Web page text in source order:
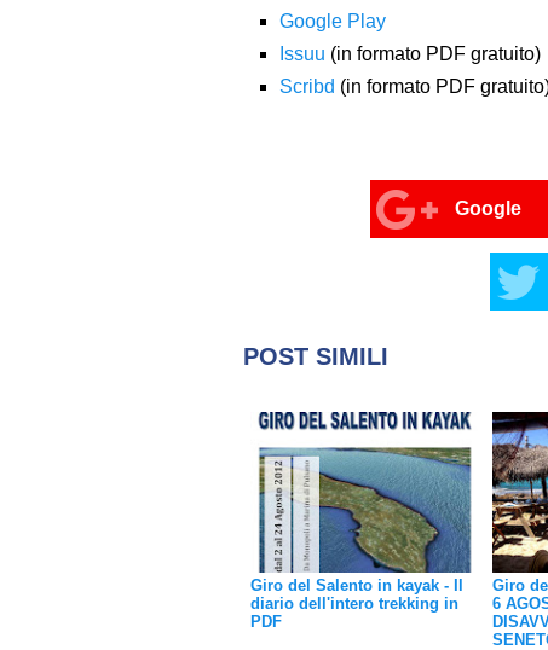
Google Play
Issuu (in formato PDF gratuito)
Scribd (in formato PDF
Google
POST SIMILI
Giro del Salento in kayak - Il
diario dell'intero trekking in
PDF
Giro
6